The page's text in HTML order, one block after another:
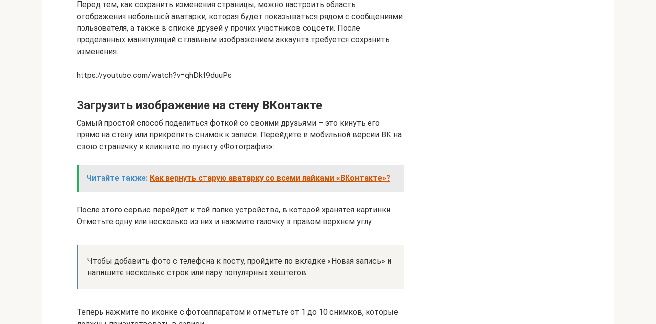
Перед тем, как сохранить изменения страницы, можно настроить область
отображения небольшой аватарки, которая будет показываться рядом с сообщениями
пользователя, а также в списке друзей у прочих участников соцсети. После
проделанных манипуляций с главным изображением аккаунта требуется сохранить
изменения.
https://youtube.com/watch?v=qhDkf9duuPs
Загрузить изображение на стену ВКонтакте
Самый простой способ поделиться фоткой со своими друзьями – это кинуть его
прямо на стену или прикрепить снимок к записи. Перейдите в мобильной версии ВК на
свою страничку и кликните по пункту «Фотография»:
Читайте также: Как вернуть старую аватарку со всеми лайками «ВКонтакте»?
После этого сервис перейдет к той папке устройства, в которой хранятся картинки.
Отметьте одну или несколько из них и нажмите галочку в правом верхнем углу.
Чтобы добавить фото с телефона к посту, пройдите по вкладке «Новая запись» и
напишите несколько строк или пару популярных хештегов.
Теперь нажмите по иконке с фотоаппаратом и отметьте от 1 до 10 снимков, которые